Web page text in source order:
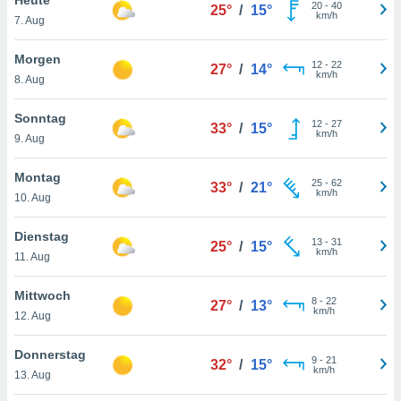
oder
Partner
es uns
das
der
Profil zu
Ihnen
finden
. Sie
jederzeit
Rand
7. Aug
25° / 15° 20- 40
km/h
Morgen
8. Aug
27° / 14° 12- 22
km/h
Sonntag
9. Aug
33° / 15° 12- 27
km/h
Montag
10. Aug
33° / 21° 25- 62
km/h
Dienstag
11. Aug
25° / 15° 13- 31
km/h
Mittwoch
12. Aug
27° / 13° 8- 22
km/h
Donnerstag
13. Aug
32° / 15° 9- 21
km/h